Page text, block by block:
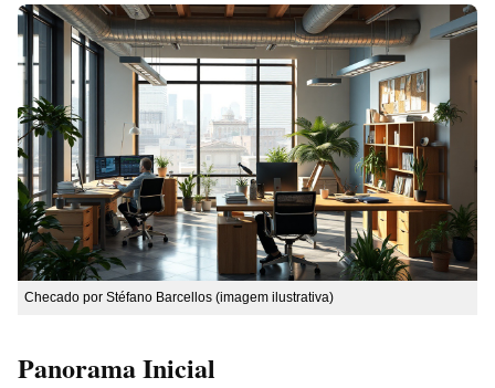
Checado por Stéfano Barcellos (imagem ilustrativa)
Panorama Inicial